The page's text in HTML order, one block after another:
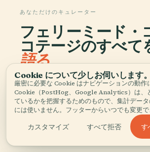
あなただけのキュレーター
フェリーミード・
コテージのすべて
語る。
96か国1,100以上の都市に対応した
ド。歴史、物語、現地の知識をオフ
みいただけます。
Cookie について少しお伺いします。
厳密に必要な Cookie はナビゲーションの動作
Cookie（PostHog、Google Analytics）は、
ているかを把握するためのもので、集計デー
には使いません。フッターからいつでも変更で
カスタマイズ すべて拒否 す